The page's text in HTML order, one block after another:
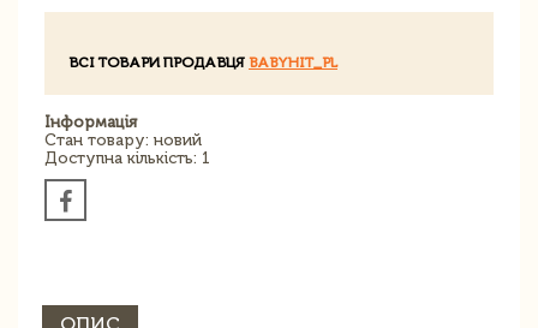
ВСІ ТОВАРИ ПРОДАВЦЯ BABYHIT_PL
Інформація
Стан товару: новий
Доступна кількість: 1